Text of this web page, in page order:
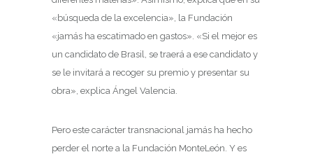
«búsqueda de la excelencia», la Fundación
«jamás ha escatimado en gastos». «Si el mejor es
un candidato de Brasil, se traerá a ese candidato y
se le invitará a recoger su premio y presentar su
obra», explica Ángel Valencia.
Pero este carácter transnacional jamás ha hecho
perder el norte a la Fundación MonteLeón. Y es